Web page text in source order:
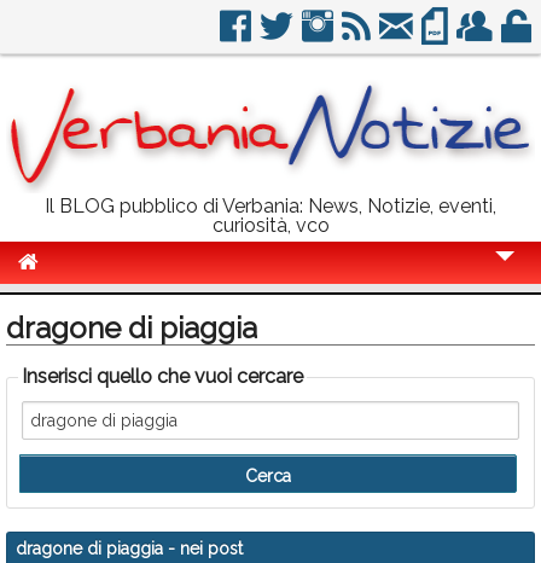
Il BLOG pubblico di Verbania: News, Notizie, eventi,
curiosità, vco
Politica
Sport
Eventi
Info Utili
Rubriche
dragone di piaggia
Inserisci quello che vuoi cercare
dragone di piaggia - nei post